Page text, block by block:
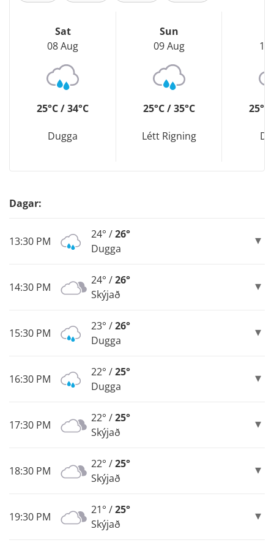
Sat
08 Aug
25°C / 34°C
Dugga
Sun
09 Aug
25°C / 35°C
Létt Rigning
10
25°C
Dagar:
13:30 PM
24° /26°
Dugga
14:30 PM
24° /26°
Skýjað
15:30 PM
23° /26°
Dugga
16:30 PM
22° /25°
Dugga
17:30 PM
22° /25°
Skýjað
18:30 PM
22° /25°
Skýjað
19:30 PM
21° /25°
Skýjað